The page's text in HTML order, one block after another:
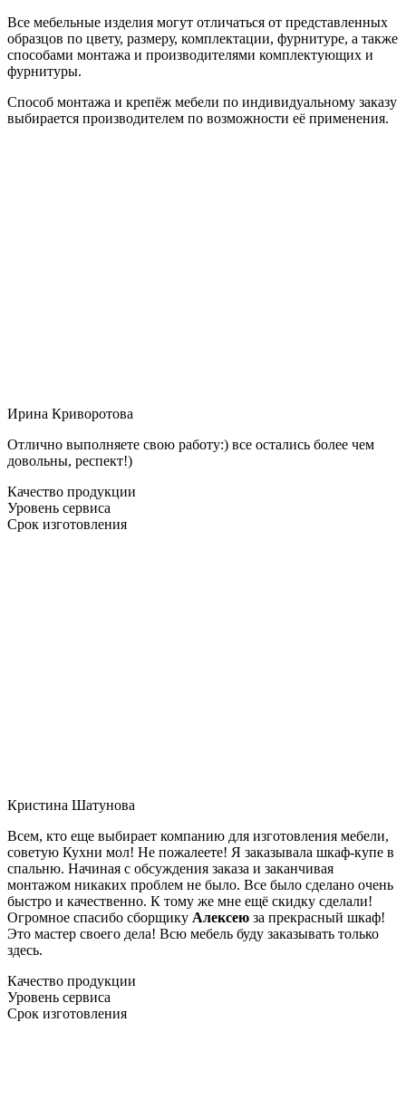
Все мебельные изделия могут отличаться от представленных
образцов по цвету, размеру, комплектации, фурнитуре, а также
способами монтажа и производителями комплектующих и
фурнитуры.
Способ монтажа и крепёж мебели по индивидуальному заказу
выбирается производителем по возможности её применения.
Ирина Криворотова
Отлично выполняете свою работу:) все остались более чем
довольны, респект!)
Качество продукции
Уровень сервиса
Срок изготовления
Кристина Шатунова
Всем, кто еще выбирает компанию для изготовления мебели,
советую Кухни мол! Не пожалеете! Я заказывала шкаф-купе в
спальню. Начиная с обсуждения заказа и заканчивая
монтажом никаких проблем не было. Все было сделано очень
быстро и качественно. К тому же мне ещё скидку сделали!
Огромное спасибо сборщику Алексею за прекрасный шкаф!
Это мастер своего дела! Всю мебель буду заказывать только
здесь.
Качество продукции
Уровень сервиса
Срок изготовления